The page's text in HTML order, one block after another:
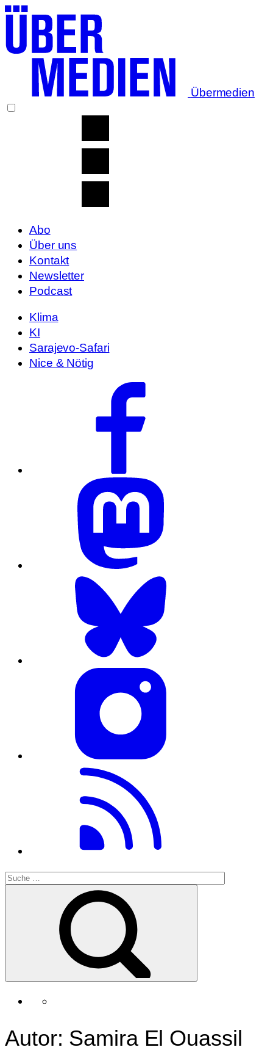
Übermedien
Abo
Über uns
Kontakt
Newsletter
Podcast
Klima
KI
Sarajevo-Safari
Nice & Nötig
Autor: Samira El Ouassil